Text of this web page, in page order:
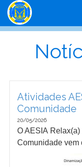
Atividades
Comunidade
20/05/2026
O AESIA
Comunidade vem